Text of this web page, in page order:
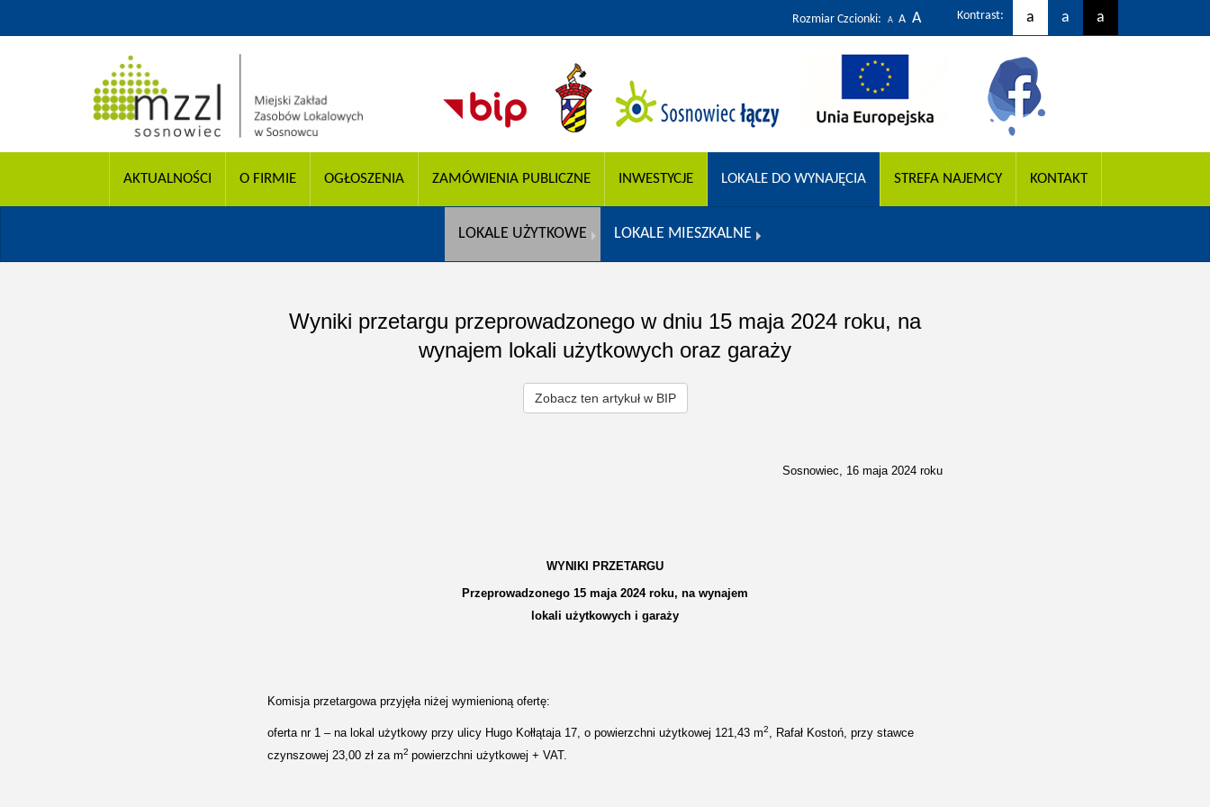
Rozmiar Czcionki: A A A Kontrast: a a a
AKTUALNOŚCI O FIRMIE OGŁOSZENIA ZAMÓWIENIA PUBLICZNE INWESTYCJE LOKALE DO WYNAJĘCIA STREFA NAJEMCY KONTAKT
LOKALE UŻYTKOWE LOKALE MIESZKALNE
Wyniki przetargu przeprowadzonego w dniu 15 maja 2024 roku, na
wynajem lokali użytkowych oraz garaży
Zobacz ten artykuł w BIP
Sosnowiec, 16 maja 2024 roku
WYNIKI PRZETARGU
Przeprowadzonego 15 maja 2024 roku, na wynajem
lokali użytkowych i garaży
Komisja przetargowa przyjęła niżej wymienioną ofertę:
oferta nr 1 – na lokal użytkowy przy ulicy Hugo Kołłątaja 17, o powierzchni użytkowej 121,43 m2, Rafał Kostoń, przy stawce
czynszowej 23,00 zł za m2 powierzchni użytkowej + VAT.